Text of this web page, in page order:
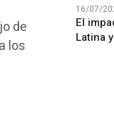
de
los
16/07/
El
Latina